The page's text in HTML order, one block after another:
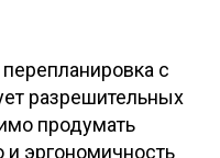
с
разрешительных
продумать
и эргономичность